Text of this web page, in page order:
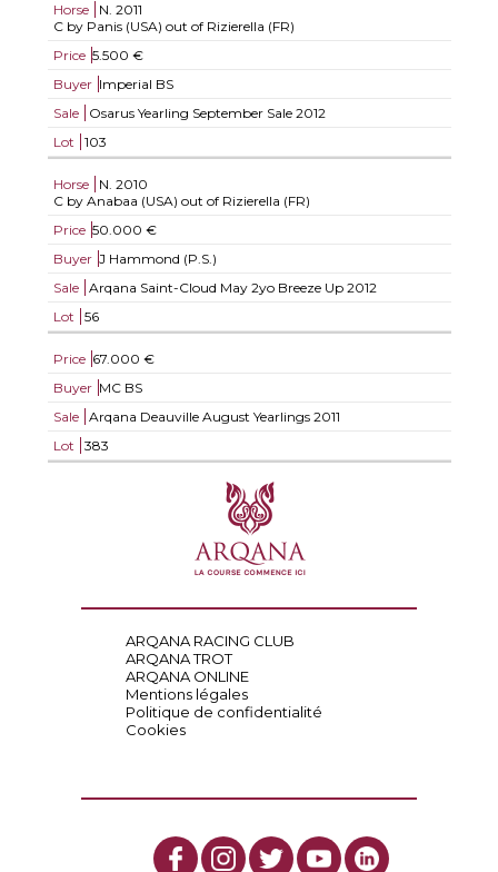
Horse N. 2011
C by Panis (USA) out of Rizierella (FR)
Price 5.500 €
Buyer Imperial BS
Sale
Osarus Yearling September Sale 2012
Lot
103
Horse N. 2010
C by Anabaa (USA) out of Rizierella (FR)
Price 50.000 €
Buyer J Hammond (P.S.)
Sale
Arqana Saint-Cloud May 2yo Breeze Up 2012
Lot
56
Price 67.000 €
Buyer MC BS
Sale
Arqana Deauville August Yearlings 2011
Lot
383
ARQANA RACING CLUB
ARQANA TROT
ARQANA ONLINE
Mentions légales
Politique de confidentialité
Cookies